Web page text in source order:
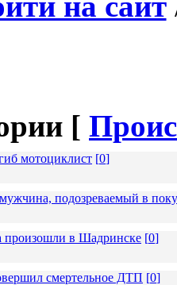
[
мотоциклист [0]
подозреваемый в
произошли в Шадринске [0]
смертельное ДТП [0]